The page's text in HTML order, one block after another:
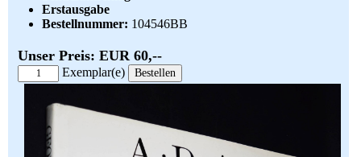
Impressum
Erstausgabe
Bestellnummer: 104546BB
Unser Preis: EUR 60,--
Exemplar(e)